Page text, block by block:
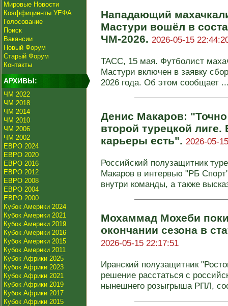
Мировые Новости
Коэффициенты УЕФА
Голосование
Поиск
Вакансии
Новый Форум
Старый Форум
Контакты
АРХИВЫ:
ЧМ 2022
ЧМ 2018
ЧМ 2014
ЧМ 2010
ЧМ 2006
ЧМ 2002
ЕВРО 2024
ЕВРО 2020
ЕВРО 2016
ЕВРО 2012
ЕВРО 2008
ЕВРО 2004
ЕВРО 2000
Кубок Америки 2024
Кубок Америки 2021
Кубок Америки 2019
Кубок Америки 2016
Кубок Америки 2015
Кубок Америки 2011
Кубок Африки 2025
Кубок Африки 2023
Кубок Африки 2021
Кубок Африки 2019
Кубок Африки 2017
Кубок Африки 2015
Нападающий
Мастури вошёл в
ЧМ-2026. 2026-05-15
ТАСС, 15 мая. Футболист
Мастури включен в заявку
2026 года. Об этом сообщает
Денис Макаров:
второй турецкой
карьеры есть". 2026-05-
Российский полузащитник
Макаров в интервью "РБ
внутри команды, а также
Мохаммад Мохеби
окончании сезона в
2026-05-15 22:17:51
Иранский полузащитник
решение расстаться с
нынешнего розыгрыша РПЛ,